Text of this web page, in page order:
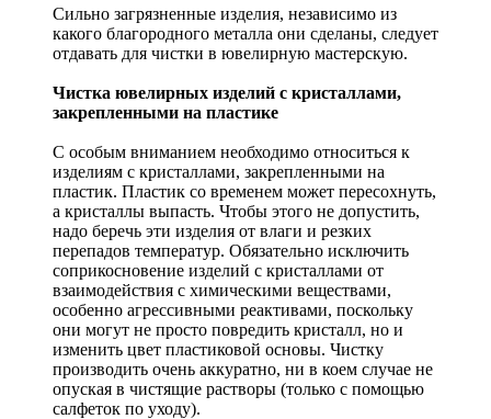
Сильно загрязненные изделия, независимо из
какого благородного металла они сделаны, следует
отдавать для чистки в ювелирную мастерскую.
Чистка ювелирных изделий с кристаллами,
закрепленными на пластике
С особым вниманием необходимо относиться к
изделиям с кристаллами, закрепленными на
пластик. Пластик со временем может пересохнуть,
а кристаллы выпасть. Чтобы этого не допустить,
надо беречь эти изделия от влаги и резких
перепадов температур. Обязательно исключить
соприкосновение изделий с кристаллами от
взаимодействия с химическими веществами,
особенно агрессивными реактивами, поскольку
они могут не просто повредить кристалл, но и
изменить цвет пластиковой основы. Чистку
производить очень аккуратно, ни в коем случае не
опуская в чистящие растворы (только с помощью
салфеток по уходу).